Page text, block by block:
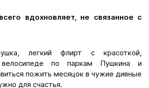
вдохновляет, не связанное с
легкий флирт с красоткой,
велосипеде по паркам Пушкина и
пожить месяцок в чужие дивные
для счастья.